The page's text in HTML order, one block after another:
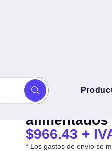
Barra de
Bluetooth®
alimentados
$966.43 +
* Los gastos de envío se